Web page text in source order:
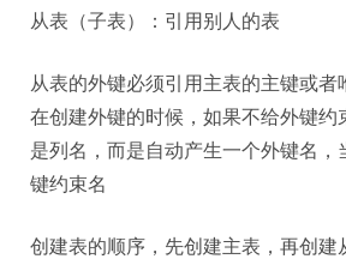
从表（子表）：引用别人的表
从表的外键必须引用主表的主键或者
在创建外键的时候，如果不给外键约
是列名，而是自动产生一个外键名，
键约束名
创建表的顺序，先创建主表，再创建